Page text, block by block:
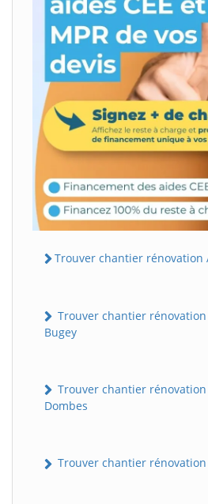
Trouver chantier rénovation
Trouver chantier
Bugey
Trouver chantier
Dombes
Trouver chantier